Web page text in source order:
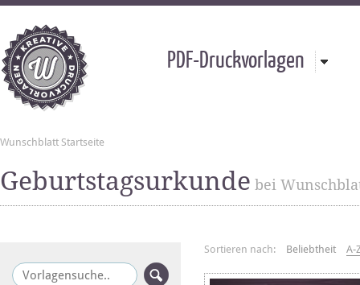
PDF-Druckvorlagen
Wunschblatt Startseite
Geburtstagsurkunde bei
Sortieren nach: Beliebtheit A-